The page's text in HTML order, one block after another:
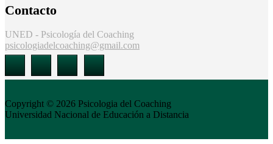
Contacto
UNED - Psicología del Coaching
psicologiadelcoaching@gmail.com
Copyright © 2026 Psicologia del Coaching
Universidad Nacional de Educación a Distancia